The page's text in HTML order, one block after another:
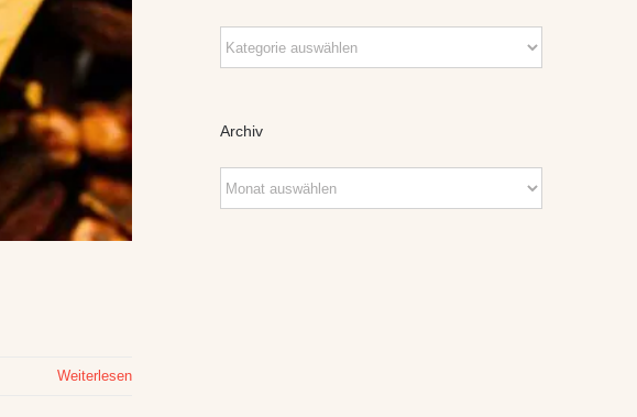
Weiterlesen
Kategorien
Archiv
Archiv